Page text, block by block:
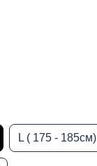
L ( 175 - 185см)